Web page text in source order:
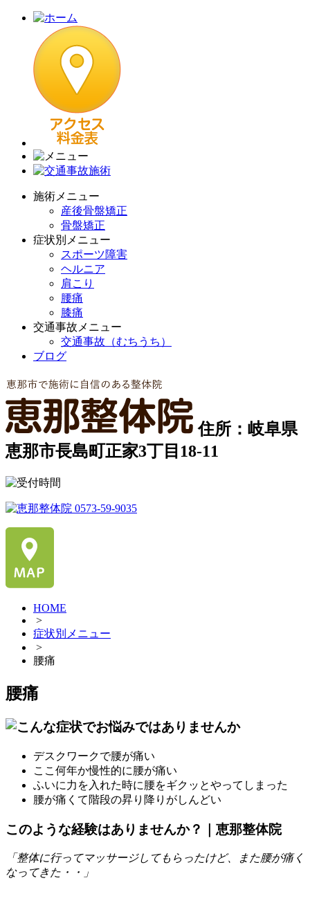
施術メニュー
産後骨盤矯正
骨盤矯正
症状別メニュー
スポーツ障害
ヘルニア
肩こり
腰痛
膝痛
交通事故メニュー
交通事故（むちうち）
ブログ
住所：岐阜県
恵那市長島町正家3丁目18-11
HOME
>
症状別メニュー
>
腰痛
腰痛
デスクワークで腰が痛い
ここ何年か慢性的に腰が痛い
ふいに力を入れた時に腰をギクッとやってしまった
腰が痛くて階段の昇り降りがしんどい
このような経験はありませんか？｜恵那整体院
「整体に行ってマッサージしてもらったけど、また腰が痛く
なってきた・・」